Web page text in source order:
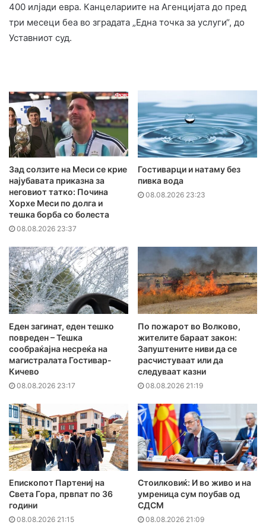
400 илјади евра. Канцелариите на Агенцијата до пред
три месеци беа во зградата „Една точка за услуги“, до
Уставниот суд.
Зад солзите на Меси се крие
најубавата приказна за
неговиот татко: Почина
Хорхе Меси по долга и
тешка борба со болеста
08.08.2026 23:37
Гостиварци и натаму без
пивка вода
08.08.2026 23:23
Еден загинат, еден тешко
повреден – Тешка
сообраќајна несреќа на
магистралата Гостивар-
Кичево
08.08.2026 23:17
По пожарот во Волково,
жителите бараат закон:
Запуштените ниви да се
расчистуваат или да
следуваат казни
08.08.2026 21:19
Епископот Партениј на
Света Гора, првпат по 36
години
08.08.2026 21:15
Стоилковиќ: И во живо и на
умреница сум поубав од
СДСМ
08.08.2026 21:09